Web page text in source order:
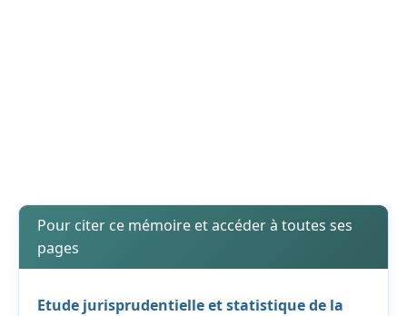
Pour citer ce mémoire et accéder à toutes ses
pages
Etude jurisprudentielle et statistique de la